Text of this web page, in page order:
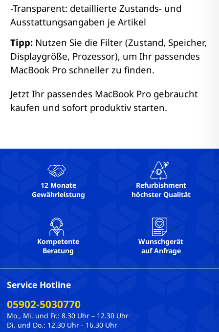
-Transparent: detaillierte Zustands- und
Ausstattungsangaben je Artikel
Tipp: Nutzen Sie die Filter (Zustand, Speicher,
Displaygröße, Prozessor), um Ihr passendes
MacBook Pro schneller zu finden.
Jetzt Ihr passendes MacBook Pro gebraucht
kaufen und sofort produktiv starten.
12 Monate
Gewährleistung
Refurbishment
höchster Qualität
Kompetente
Beratung
Wunschgerät
auf Anfrage
Service Hotline
05902-5030770
Mo., Mi. und Fr.: 8.30 Uhr – 12.30 Uhr
Di. und Do.: 12.30 Uhr - 16.30 Uhr